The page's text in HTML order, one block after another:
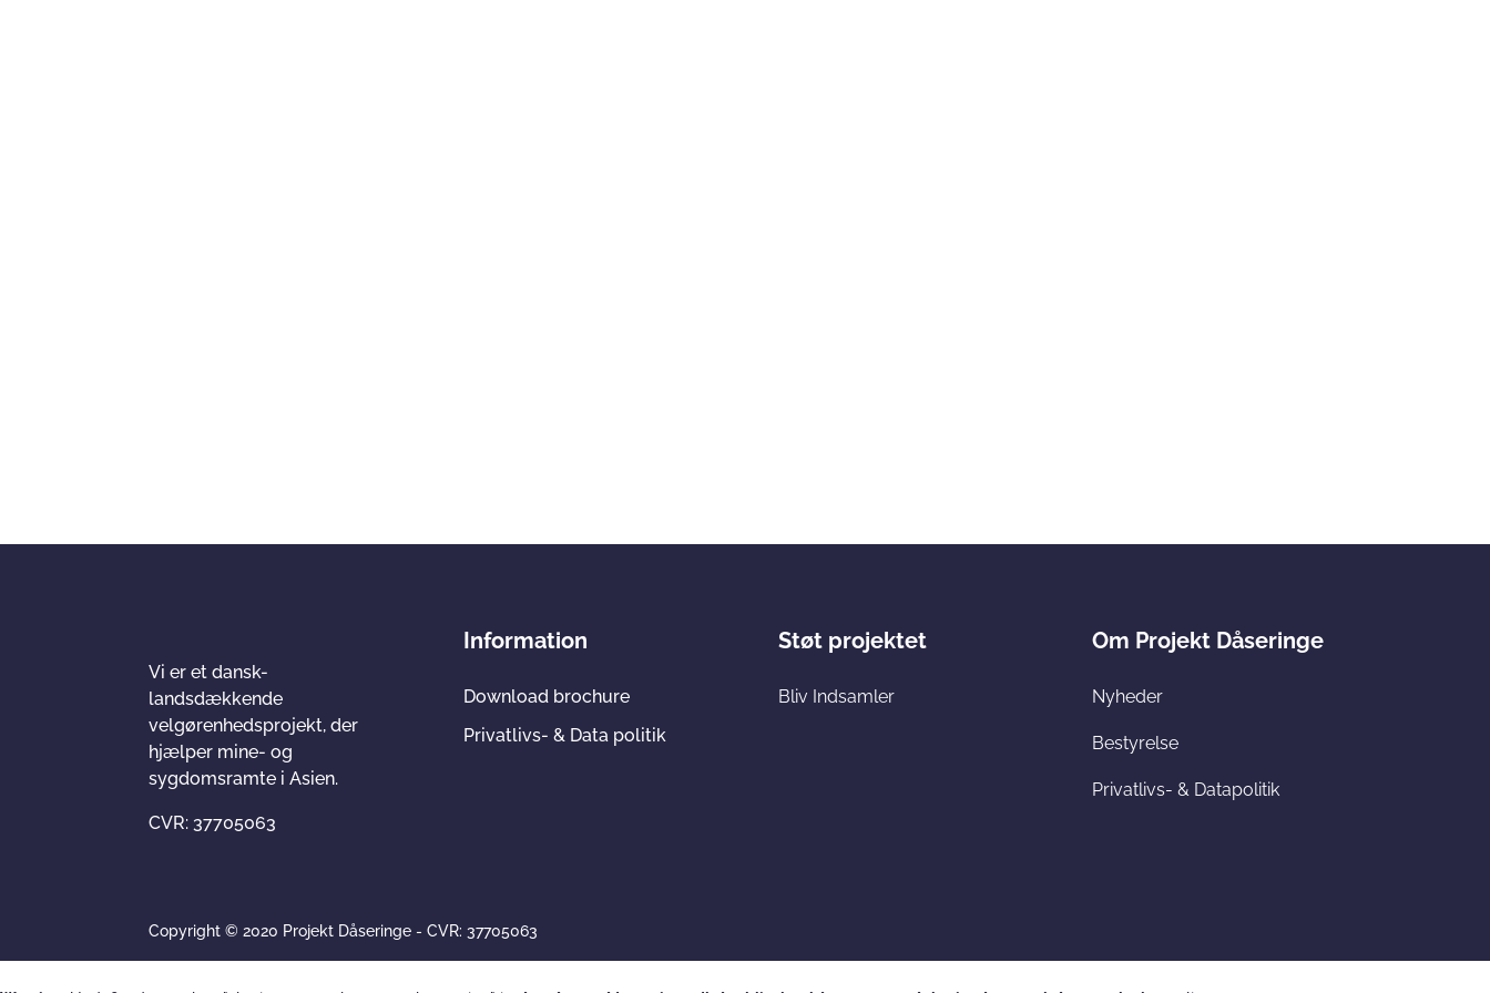
Vi er et dansk-
landsdækkende
velgørenhedsprojekt, der
hjælper mine- og
sygdomsramte i Asien.
CVR: 37705063
Information
Download brochure
Privatlivs- & Data politik
Støt projektet
Bliv Indsamler
Om Projekt Dåseringe
Nyheder
Bestyrelse
Privatlivs- & Datapolitik
Copyright © 2020 Projekt Dåseringe - CVR: 37705063